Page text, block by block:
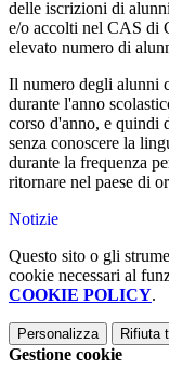
delle iscrizioni di alunni
e/o accolti nel CAS di
elevato numero di
Il numero degli alunni
durante l'anno
corso d'anno, e quindi
senza conoscere la
durante la frequenza
ritornare nel paese di
Notizie
Questo sito o gli
cookie necessari al
COOKIE POLICY.
Personalizza Rifiuta
Gestione cookie